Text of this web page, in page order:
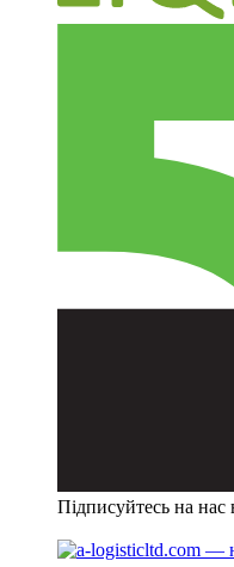
Підписуйтесь на нас